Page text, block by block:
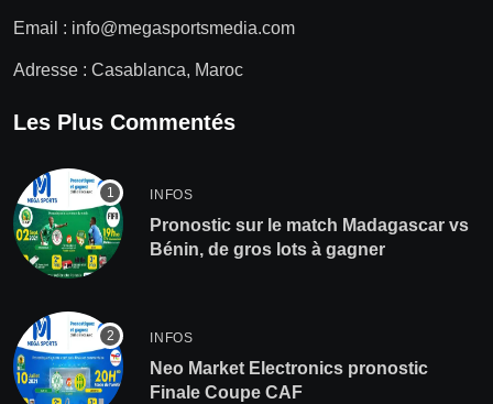
Email : info@megasportsmedia.com
Adresse : Casablanca, Maroc
Les Plus Commentés
INFOS
Pronostic sur le match Madagascar vs
Bénin, de gros lots à gagner
INFOS
Neo Market Electronics pronostic
Finale Coupe CAF